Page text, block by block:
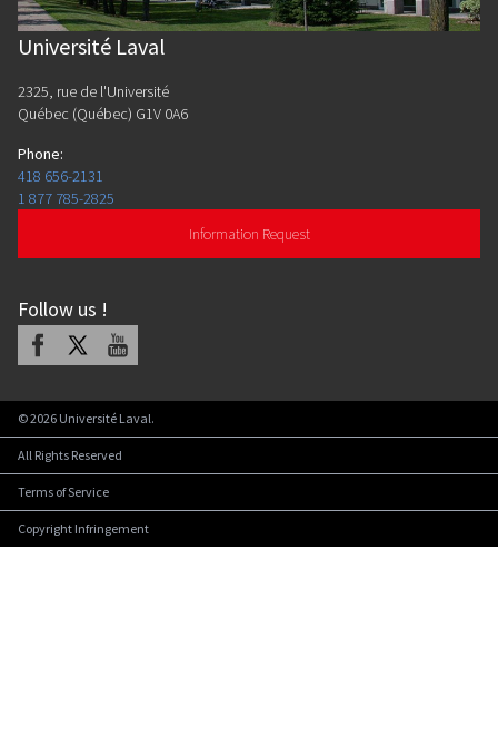
Université Laval
2325, rue de l'Université
Québec (Québec) G1V 0A6
Phone:
418 656-2131
1 877 785-2825
Information Request
Follow us !
Facebook Youtube
©2026 Université Laval.
All Rights Reserved
Terms of Service
Copyright Infringement